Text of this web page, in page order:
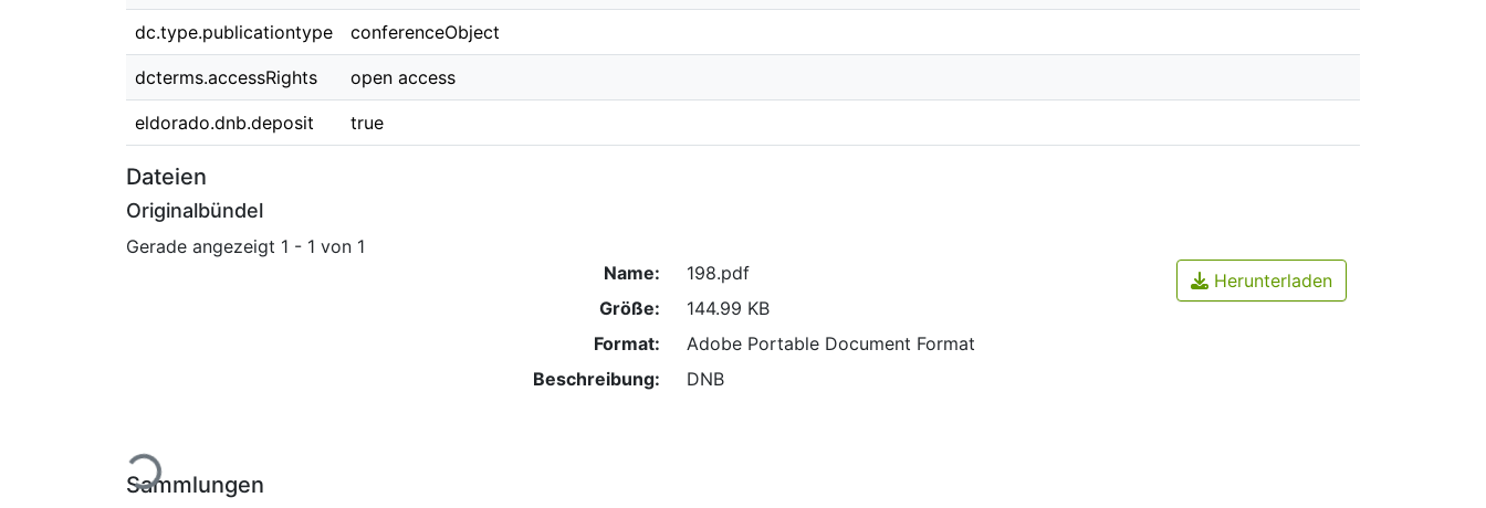
dc.type.publicationtype conferenceObject
dcterms.accessRights open access
eldorado.dnb.deposit true
Dateien
Originalbündel
Gerade angezeigt 1 - 1 von 1
Lade...
Name:
198.pdf
Größe:
144.99 KB
Format:
Adobe Portable Document Format
Beschreibung:
DNB
Herunterladen
Sammlungen